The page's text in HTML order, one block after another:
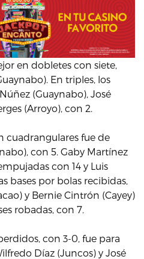
en dobletes con siete,
En triples, los
(Guaynabo), José
(Arroyo), con 2.
cuadrangulares fue de
con 5. Gaby Martínez
con 14 y Luis
bases por bolas recibidas,
y Bernie Cintrón (Cayey)
robadas, con 7.
con 3-0, fue para
Díaz (Juncos) y José